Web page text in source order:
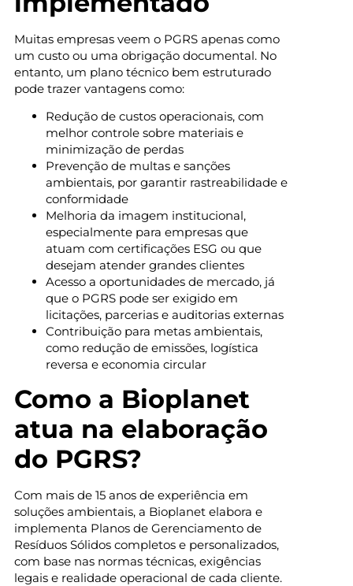
Muitas empresas veem o PGRS apenas como
um custo ou uma obrigação documental. No
entanto, um plano técnico bem estruturado
pode trazer vantagens como:
Redução de custos operacionais, com
melhor controle sobre materiais e
minimização de perdas
Prevenção de multas e sanções
ambientais, por garantir rastreabilidade e
conformidade
Melhoria da imagem institucional,
especialmente para empresas que
atuam com certificações ESG ou que
desejam atender grandes clientes
Acesso a oportunidades de mercado, já
que o PGRS pode ser exigido em
licitações, parcerias e auditorias externas
Contribuição para metas ambientais,
como redução de emissões, logística
reversa e economia circular
Como a Bioplanet
atua na elaboração
do PGRS?
Com mais de 15 anos de experiência em
soluções ambientais, a Bioplanet elabora e
implementa Planos de Gerenciamento de
Resíduos Sólidos completos e personalizados,
com base nas normas técnicas, exigências
legais e realidade operacional de cada cliente.